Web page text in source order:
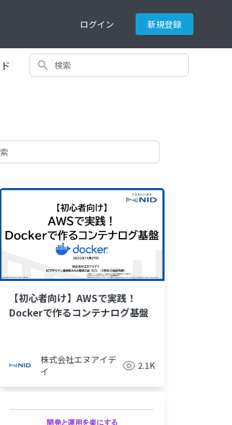
ログイン 新規登録
検索
【初心者向け】AWSで実践！
Dockerで作るコンテナログ基盤
株式会社エヌアイデ
イ
2.1K